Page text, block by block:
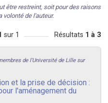
être restreint, soit pour des raisons
volonté de l'auteur.
sur 1 Résultats 1 à 3
de l'Université de Lille sur
et la prise de décision :
l'aménagement du